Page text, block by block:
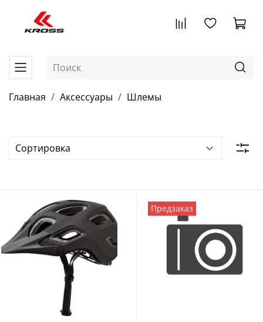
Главная Аксессуары Шлемы
Предзаказ